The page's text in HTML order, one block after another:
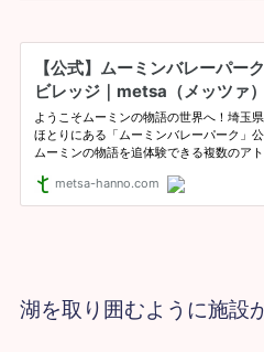
湖を取り囲むように施設